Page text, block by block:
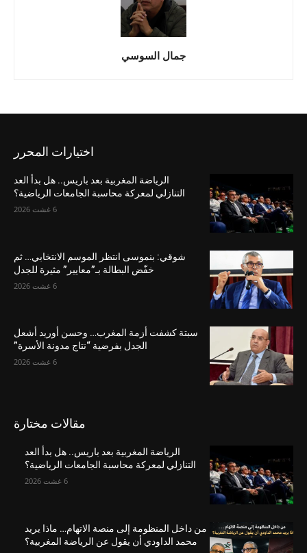
جمال السوسي
اختيارات المحرر
الرياضة المغربية بعد باريس.. هل بدأ العد
التنازلي لمعركة محاسبة الجامعات الرياضية؟
6 غشت 2026
شوقي: بنموسى انتظر الموسم الانتخابي… ثم
خفّض البطالة بـ”معايير” مثيرة للجدل
6 غشت 2026
سبتة كشفت أزمة المغرب… وحسن أوريد أشعل
الجدل بفرضية “نتاج مدونة الأسرة”
6 غشت 2026
مقالات مختارة
الرياضة المغربية بعد باريس.. هل بدأ العد
التنازلي لمعركة محاسبة الجامعات الرياضية؟
6 غشت 2026
من داخل المنظومة إلى منصة الاتهام… ماذا يريد
محمد الداودي أن يقول عن الرياضة المغربية؟